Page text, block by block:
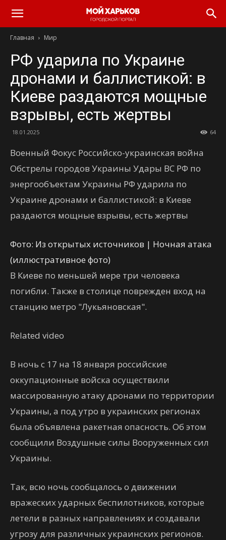
Главная Мир
РФ ударила по Украине
дронами и баллистикой: в
Киеве раздаются мощные
взрывы, есть жертвы
18.01.2025 64
Военный Фокус Российско-украинская война
Обстрелы городов Украины Удары ВС РФ по
энергообъектам Украины РФ ударила по
Украине дронами и баллистикой: в Киеве
раздаются мощные взрывы, есть жертвы
Фото: Из открытых источников | Ночная атака
(иллюстративное фото)
В Киеве по меньшей мере три человека
погибли. Также в столице поврежден вход на
станцию метро "Лукьяновская".
Related video
В ночь с 17 на 18 января российские
оккупационные войска осуществили
массированную атаку дронами по территории
Украины, а под утро в украинских регионах
была объявлена ракетная опасность. Об этом
сообщили Воздушные силы Вооруженных сил
Украины.
Так, всю ночь сообщалось о движении
вражеских ударных беспилотников, которые
летели в разных направлениях и создавали
угрозу для различных украинских регионов.